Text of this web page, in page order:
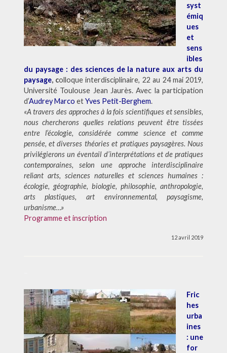
syst
émiq
ues
et
sens
ibles
du paysage : des sciences de la nature aux arts du
paysage, colloque interdisciplinaire, 22 au 24 mai 2019,
Université Toulouse Jean Jaurès. Avec la participation
d’Audrey Marco etYves Petit-Berghem.
«A travers des approches à la fois scientifiques et sensibles,
nous chercherons quelles relations peuvent être tissées
entre l’écologie, considérée comme science et comme
pensée, et diverses théories et pratiques paysagères. Nous
privilégierons un éventail d’interprétations et de pratiques
contemporaines, selon une approche interdisciplinaire
reliant arts, sciences naturelles et sciences humaines :
écologie, géographie, biologie, philosophie, anthropologie,
arts plastiques, art environnemental, paysagisme,
urbanisme…»
Programme et inscription
12 avril 2019
Fric
hes
urba
ines
: une
for